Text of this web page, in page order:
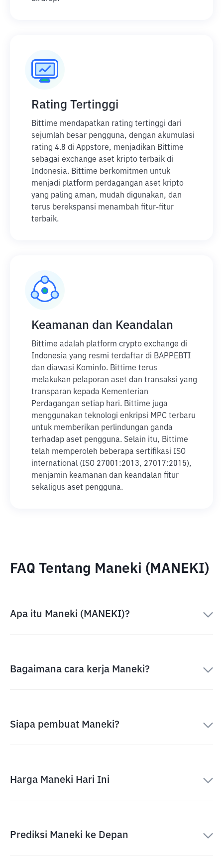
Rating Tertinggi
Bittime mendapatkan rating tertinggi dari
sejumlah besar pengguna, dengan akumulasi
rating 4.8 di Appstore, menjadikan Bittime
sebagai exchange aset kripto terbaik di
Indonesia. Bittime berkomitmen untuk
menjadi platform perdagangan aset kripto
yang paling aman, mudah digunakan, dan
terus berekspansi menambah fitur-fitur
terbaik.
Keamanan dan Keandalan
Bittime adalah platform crypto exchange di
Indonesia yang resmi terdaftar di BAPPEBTI
dan diawasi Kominfo. Bittime terus
melakukan pelaporan aset dan transaksi yang
transparan kepada Kementerian
Perdagangan setiap hari. Bittime juga
menggunakan teknologi enkripsi MPC terbaru
untuk memberikan perlindungan ganda
terhadap aset pengguna. Selain itu, Bittime
telah memperoleh beberapa sertifikasi ISO
international (ISO 27001:2013, 27017:2015),
menjamin keamanan dan keandalan fitur
sekaligus aset pengguna.
FAQ Tentang Maneki (MANEKI)
Apa itu Maneki (MANEKI)?
Bagaimana cara kerja Maneki?
Siapa pembuat Maneki?
Harga Maneki Hari Ini
Prediksi Maneki ke Depan